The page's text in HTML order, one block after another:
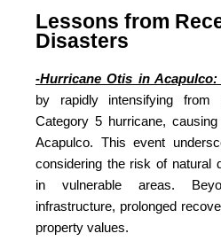
Lessons from
Disasters
-Hurricane Otis in
by rapidly intensifying
Category 5 hurricane,
Acapulco. This event
considering the risk of natural
in vulnerable areas.
infrastructure, prolonged
property values.